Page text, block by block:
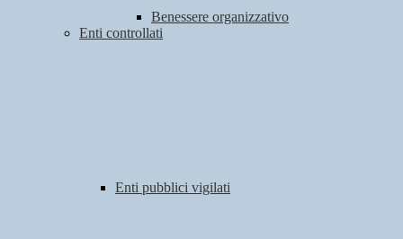
Benessere organizzativo
Enti controllati
Enti pubblici vigilati